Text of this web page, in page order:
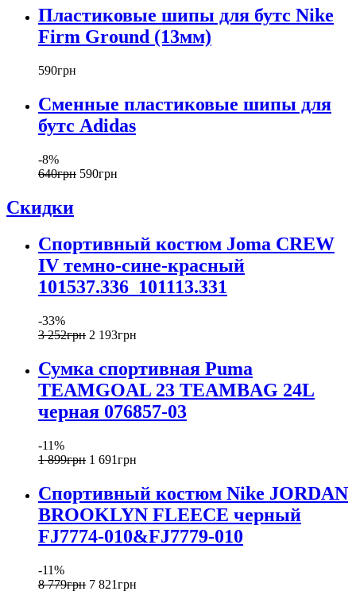
Пластиковые шипы для бутс Nike
Firm Ground (13мм)
590грн
Сменные пластиковые шипы для
бутс Adidas
-8%
640грн 590грн
Скидки
Спортивный костюм Joma CREW
IV темно-сине-красный
101537.336_101113.331
-33%
3 252грн 2 193грн
Сумка спортивная Puma
TEAMGOAL 23 TEAMBAG 24L
черная 076857-03
-11%
1 899грн 1 691грн
Спортивный костюм Nike JORDAN
BROOKLYN FLEECE черный
FJ7774-010&FJ7779-010
-11%
8 779грн 7 821грн